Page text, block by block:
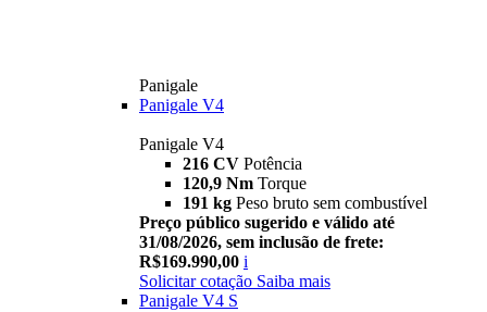
Panigale
Panigale V4
Panigale V4
216 CV Potência
120,9 Nm Torque
191 kg Peso bruto sem combustível
Preço público sugerido e válido até
31/08/2026, sem inclusão de frete:
R$169.990,00 i
Solicitar cotação Saiba mais
Panigale V4 S